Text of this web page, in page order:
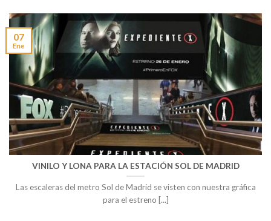
VINILO Y LONA PARA LA ESTACIÓN SOL DE MADRID
Las escaleras del metro Sol de Madrid se visten con nuestra gráfica
para el estreno [...]
07
Ene